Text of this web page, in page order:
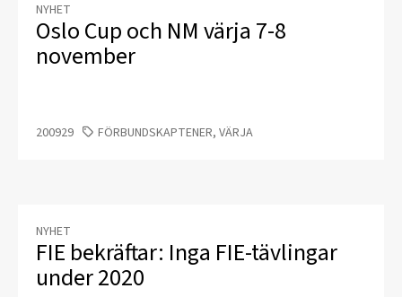
NYHET
Oslo Cup och NM värja 7-8
november
200929 FÖRBUNDSKAPTENER, VÄRJA
NYHET
FIE bekräftar: Inga FIE-tävlingar
under 2020